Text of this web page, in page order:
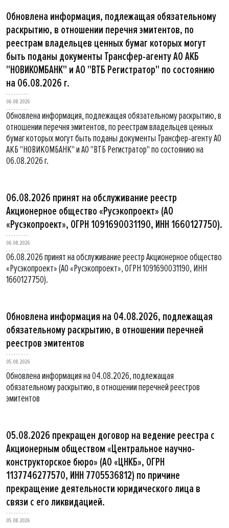
Обновлена информация, подлежащая обязательному
раскрытию, в отношении перечня эмитентов, по
реестрам владельцев ценных бумаг которых могут
быть поданы документы Трансфер-агенту АО АКБ
"НОВИКОМБАНК" и АО "ВТБ Регистратор" по состоянию
на 06.08.2026 г.
06.08.2026
Обновлена информация, подлежащая обязательному раскрытию, в
отношении перечня эмитентов, по реестрам владельцев ценных
бумаг которых могут быть поданы документы Трансфер-агенту АО
АКБ "НОВИКОМБАНК" и АО "ВТБ Регистратор" по состоянию на
06.08.2026 г.
06.08.2026 принят на обслуживание реестр
Акционерное общество «Русэкопроект» (АО
«Русэкопроект», ОГРН 1091690031190, ИНН 1660127750).
06.08.2026
06.08.2026 принят на обслуживание реестр Акционерное общество
«Русэкопроект» (АО «Русэкопроект», ОГРН 1091690031190, ИНН
1660127750).
Обновлена информация на 04.08.2026, подлежащая
обязательному раскрытию, в отношении перечней
реестров эмитентов
05.08.2026
Обновлена информация на 04.08.2026, подлежащая
обязательному раскрытию, в отношении перечней реестров
эмитентов
05.08.2026 прекращен договор на ведение реестра с
Акционерным обществом «Центральное научно-
конструкторское бюро» (АО «ЦНКБ», ОГРН
1137746277570, ИНН 7705536812) по причине
прекращение деятельности юридического лица в
связи с его ликвидацией.
05.08.2026